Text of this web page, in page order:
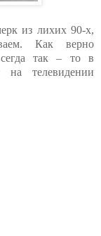
из лихих 90-х,
Как верно
так – то в
телевидении